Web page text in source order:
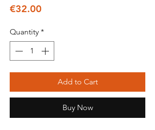
€32.00
Quantity *
Add to Cart
Buy Now